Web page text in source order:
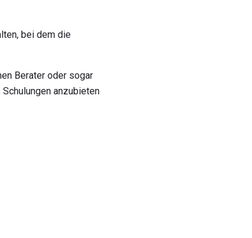
bei dem die
Berater oder sogar
anzubieten